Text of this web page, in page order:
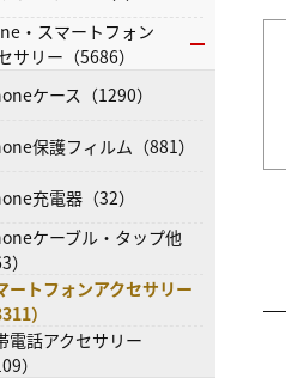
・スマートフォン
サリー（5686）
ケース（1290）
保護フィルム（881）
充電器（32）
ケーブル・タップ他
）
ートフォンアクセサリー
）
電話アクセサリー
）